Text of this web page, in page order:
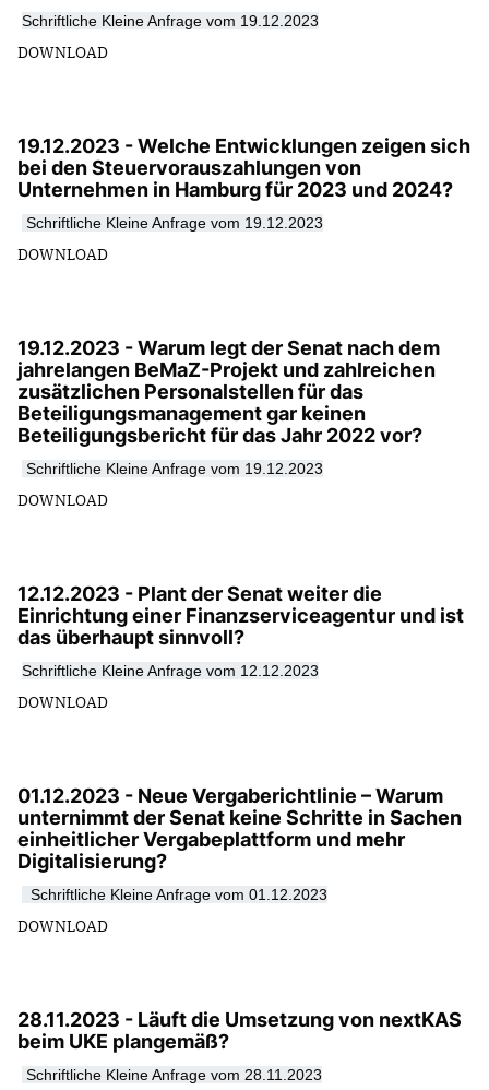
Schriftliche Kleine Anfrage vom 19.12.2023
DOWNLOAD
19.12.2023 - Welche Entwicklungen zeigen sich
bei den Steuervorauszahlungen von
Unternehmen in Hamburg für 2023 und 2024?
Schriftliche Kleine Anfrage vom 19.12.2023
DOWNLOAD
19.12.2023 - Warum legt der Senat nach dem
jahrelangen BeMaZ-Projekt und zahlreichen
zusätzlichen Personalstellen für das
Beteiligungsmanagement gar keinen
Beteiligungsbericht für das Jahr 2022 vor?
Schriftliche Kleine Anfrage vom 19.12.2023
DOWNLOAD
12.12.2023 - Plant der Senat weiter die
Einrichtung einer Finanzserviceagentur und ist
das überhaupt sinnvoll?
Schriftliche Kleine Anfrage vom 12.12.2023
DOWNLOAD
01.12.2023 - Neue Vergaberichtlinie – Warum
unternimmt der Senat keine Schritte in Sachen
einheitlicher Vergabeplattform und mehr
Digitalisierung?
Schriftliche Kleine Anfrage vom 01.12.2023
DOWNLOAD
28.11.2023 - Läuft die Umsetzung von nextKAS
beim UKE plangemäß?
Schriftliche Kleine Anfrage vom 28.11.2023